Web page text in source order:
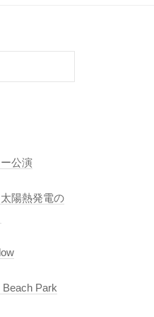
公演
陽熱発電の
Beach Park